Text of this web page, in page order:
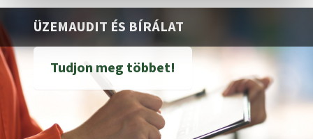
ÜZEMAUDIT ÉS BÍRÁLAT
Tudjon meg többet!